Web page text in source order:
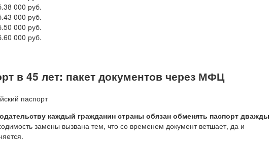
38 000 руб.
43 000 руб.
50 000 руб.
60 000 руб.
в 45 лет: пакет документов через МФЦ
каждый гражданин страны обязан обменять паспорт дважды
замены вызвана тем, что со временем документ ветшает, да и